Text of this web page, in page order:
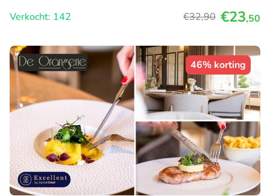
Verkocht: 142
€32,90 €23,50
46% korting